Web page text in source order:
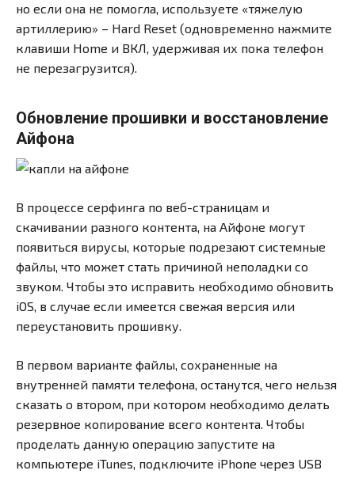
но если она не помогла, используете «тяжелую
артиллерию» – Hard Reset (одновременно нажмите
клавиши Home и ВКЛ, удерживая их пока телефон
не перезагрузится).
Обновление прошивки и восстановление
Айфона
В процессе серфинга по веб-страницам и
скачивании разного контента, на Айфоне могут
появиться вирусы, которые подрезают системные
файлы, что может стать причиной неполадки со
звуком. Чтобы это исправить необходимо обновить
iOS, в случае если имеется свежая версия или
переустановить прошивку.
В первом варианте файлы, сохраненные на
внутренней памяти телефона, останутся, чего нельзя
сказать о втором, при котором необходимо делать
резервное копирование всего контента. Чтобы
проделать данную операцию запустите на
компьютере iTunes, подключите iPhone через USB